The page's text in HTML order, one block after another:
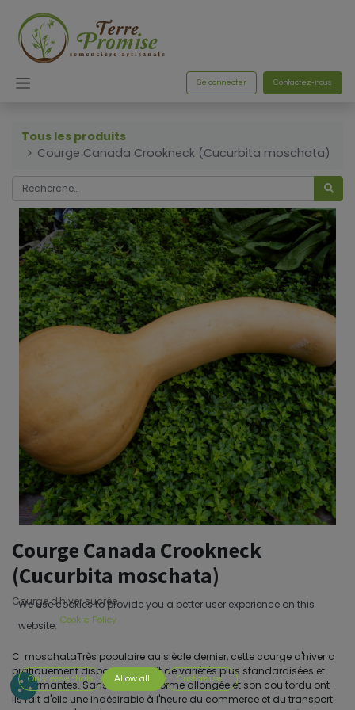
Se connecter Contactez-nous
Tous les produits
Courge Canada Crookneck (Cucurbita moschata)
Courge Canada Crookneck
(Cucurbita moschata)
Courge d'hiver sucrée.
C. moschataTrès populaire au siècle dernier, cette courge d'hiver a
pratiquement disparu au profit de variétés plus standardisées et
performantes. Sans doute sa forme allongée et son cou tordu ont-
ils fait d'elle une indésirable à l'heure du commerce et du transport
We use cookies to provide you a better user experience on this
website. Cookie Policy
Only essentials Allow all Customize